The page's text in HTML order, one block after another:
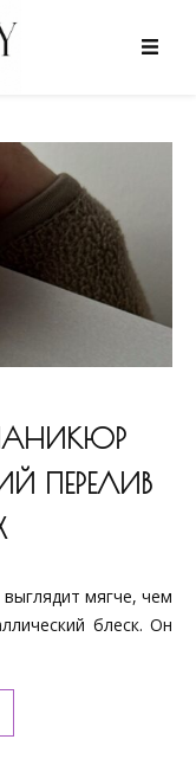
ПЕРЕЛИВ
блеск. Он